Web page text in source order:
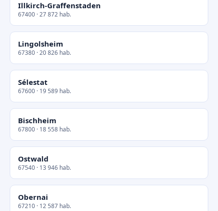
Illkirch-Graffenstaden
67400 · 27 872 hab.
Lingolsheim
67380 · 20 826 hab.
Sélestat
67600 · 19 589 hab.
Bischheim
67800 · 18 558 hab.
Ostwald
67540 · 13 946 hab.
Obernai
67210 · 12 587 hab.